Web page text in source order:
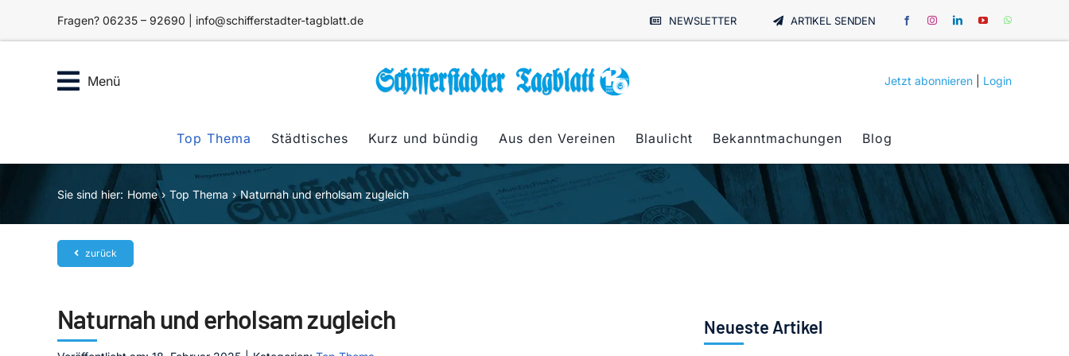
Fragen? 06235 – 92690 | info@schifferstadter-tagblatt.de NEWSLETTER ARTIKEL SENDEN
Menü Jetzt abonnieren Login
Top Thema Städtisches Kurz und bündig Aus den Vereinen Blaulicht Bekanntmachungen Blog
Sie sind hier: Home Top Thema Naturnah und erholsam zugleich
zurück
Naturnah und erholsam zugleich Neueste Artikel